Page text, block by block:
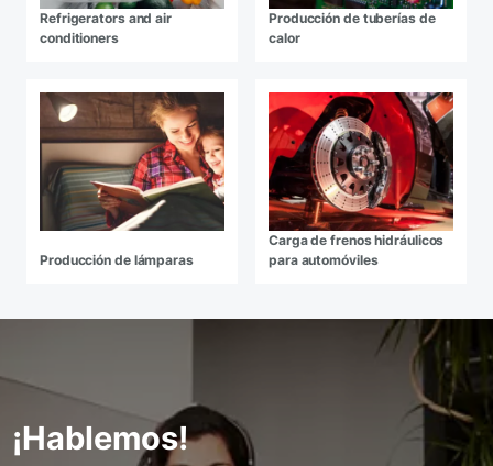
Refrigerators and air
conditioners
Producción de tuberías de
calor
Producción de lámparas
Carga de frenos hidráulicos
para automóviles
¡Hablemos!